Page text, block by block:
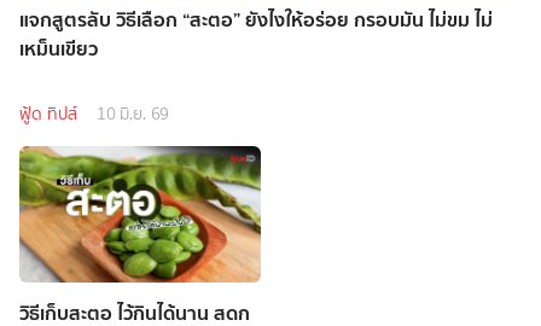
แจกสูตรลับ วิธีเลือก “สะตอ” ยังไงให้อร่อย กรอบมัน ไม่ขม ไม่
เหม็นเขียว
ฟู้ด ทิปส์ 10 มิ.ย. 69
วิธีเก็บสะตอ ไว้กินได้นาน สดก